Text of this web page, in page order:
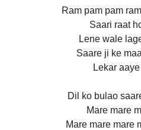
Ram pam pam
Saari raat
Lene wale
Saare ji ke
Lekar
Dil ko bulao
Mare mare
Mare mare mare